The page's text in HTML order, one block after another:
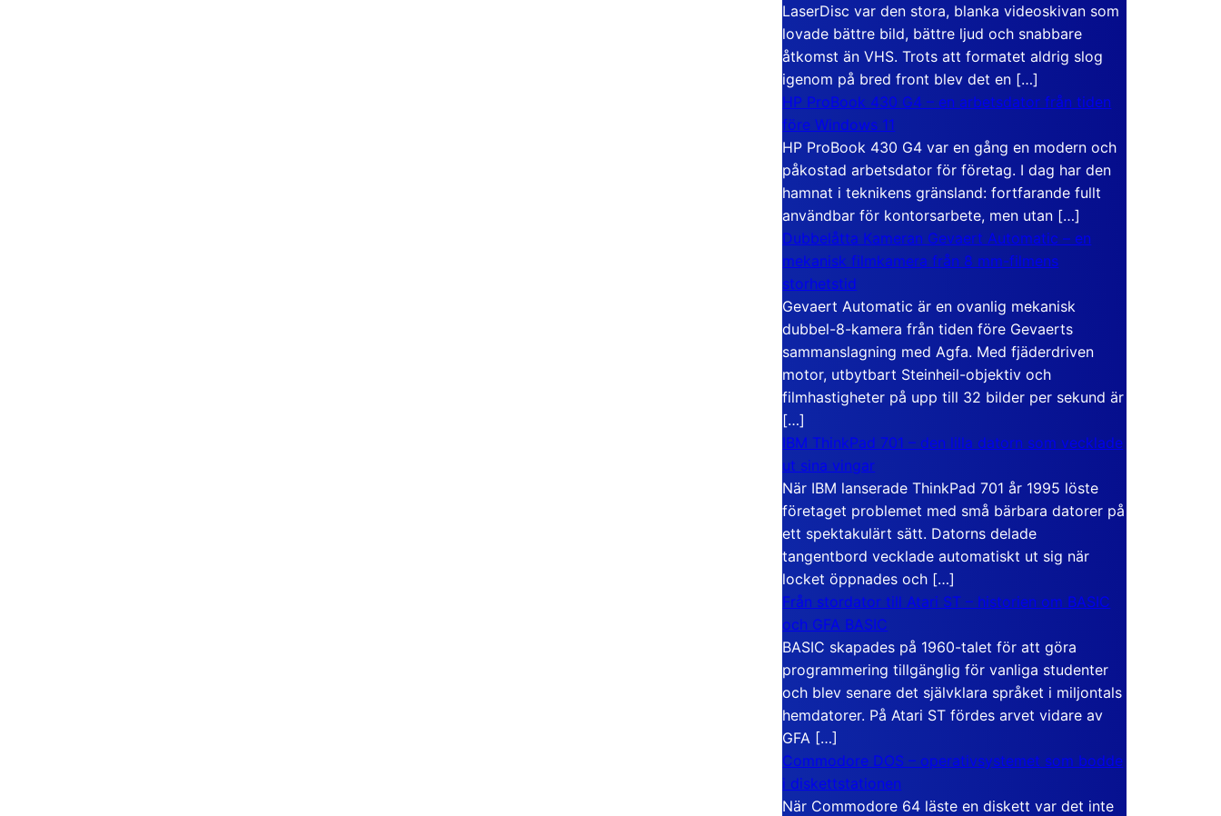
LaserDisc var den stora, blanka videoskivan som
lovade bättre bild, bättre ljud och snabbare
åtkomst än VHS. Trots att formatet aldrig slog
igenom på bred front blev det en […]
HP ProBook 430 G4 – en arbetsdator från tiden
före Windows 11
HP ProBook 430 G4 var en gång en modern och
påkostad arbetsdator för företag. I dag har den
hamnat i teknikens gränsland: fortfarande fullt
användbar för kontorsarbete, men utan […]
Dubbelåtta Kameran Gevaert Automatic – en
mekanisk filmkamera från 8 mm-filmens
storhetstid
Gevaert Automatic är en ovanlig mekanisk
dubbel-8-kamera från tiden före Gevaerts
sammanslagning med Agfa. Med fjäderdriven
motor, utbytbart Steinheil-objektiv och
filmhastigheter på upp till 32 bilder per sekund är
[…]
IBM ThinkPad 701 – den lilla datorn som vecklade
ut sina vingar
När IBM lanserade ThinkPad 701 år 1995 löste
företaget problemet med små bärbara datorer på
ett spektakulärt sätt. Datorns delade
tangentbord vecklade automatiskt ut sig när
locket öppnades och […]
Från stordator till Atari ST – historien om BASIC
och GFA BASIC
BASIC skapades på 1960-talet för att göra
programmering tillgänglig för vanliga studenter
och blev senare det självklara språket i miljontals
hemdatorer. På Atari ST fördes arvet vidare av
GFA […]
Commodore DOS – operativsystemet som bodde
i diskettstationen
När Commodore 64 läste en diskett var det inte